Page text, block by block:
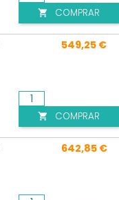
 COMPRAR
549,25 €
 COMPRAR
642,85 €